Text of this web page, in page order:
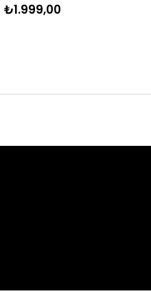
₺1.999,00